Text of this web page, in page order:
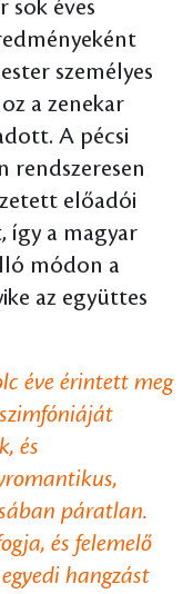
sok éves
személyes
a zenekar
A pécsi
rendszeresen
előadói
így a magyar
módon a
az együttes
éve érintett meg
és
páratlan.
és felemelő
hangzást